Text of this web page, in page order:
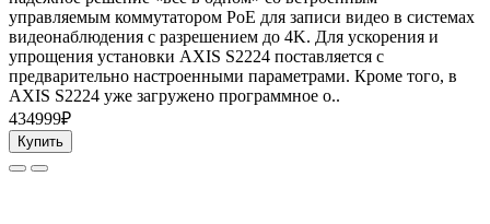
управляемым коммутатором PoE для записи видео в системах
видеонаблюдения с разрешением до 4K. Для ускорения и
упрощения установки AXIS S2224 поставляется с
предварительно настроенными параметрами. Кроме того, в
AXIS S2224 уже загружено программное о..
434999₽
Купить